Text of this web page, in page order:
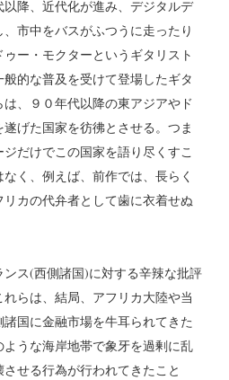
降、近代化が進み、デジタルデ
市中をバスがふつうに走ったり
ー・モクターというギタリスト
的な普及を受けて登場したギタ
、９０年代以降の東アジアやド
げた国家を彷彿とさせる。つま
だけでこの国家を語り尽くすこ
く、例えば、前作では、長らく
カの代弁者として歯に衣着せぬ
ス(西側諸国)に対する辛辣な批評
らは、結局、アフリカ大陸や当
国に金融市場を牛耳られてきた
うな海岸地帯で象牙を過剰に乱
せる行為が行われてきたこと